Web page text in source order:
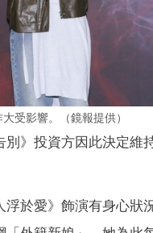
受影響。（鏡報提供）
》投資方因此決定維
於愛》飾演有身心狀